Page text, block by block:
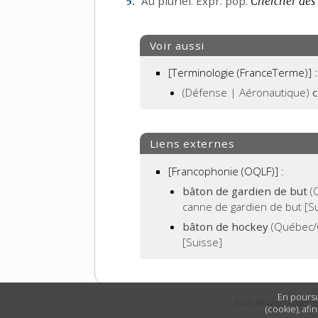
En
(cookie),
Voir aussi
[Terminologie (FranceTerme)] :
(Défense | Aéronautique)
Liens externes
[Francophonie (OQLF)] :
bâton de gardien de but
canne de gardien de but
bâton de hockey
[Suisse]
Vous pouvez